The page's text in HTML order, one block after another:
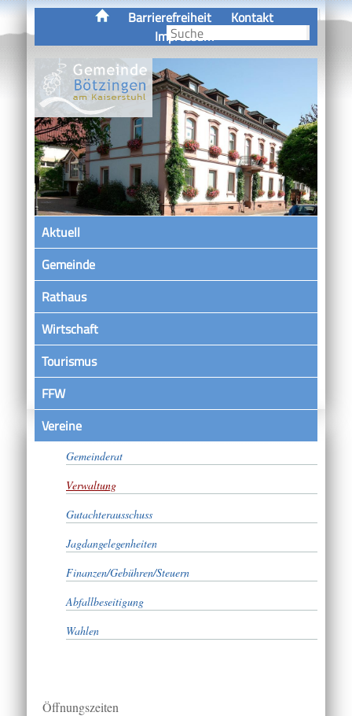
Barrierefreiheit
Kontakt
Impressum
Aktuell
Gemeinde
Rathaus
Wirtschaft
Tourismus
FFW
VereineBürgermeister
Gemeinderat
Verwaltung
Gutachterausschuss
Jagdangelegenheiten
Finanzen/Gebühren/Steuern
Abfallbeseitigung
Wahlen
Öffnungszeiten